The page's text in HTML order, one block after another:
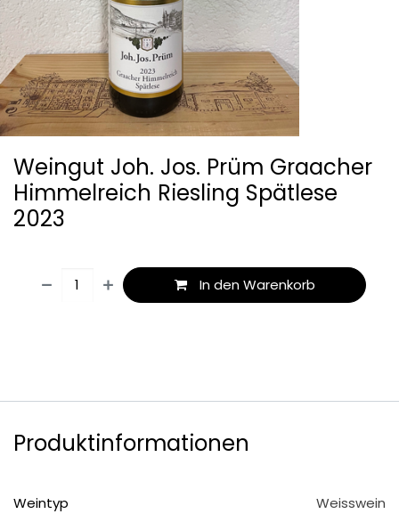
Weingut Joh. Jos. Prüm Graacher
Himmelreich Riesling Spätlese
2023
In den Warenkorb
Produktinformationen
Weintyp Weisswein